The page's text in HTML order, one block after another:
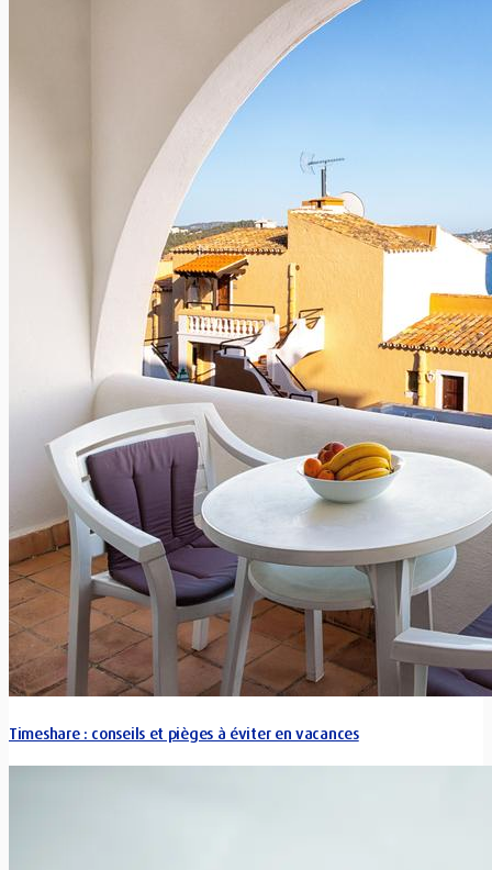
Timeshare : conseils et pièges à éviter en vacances